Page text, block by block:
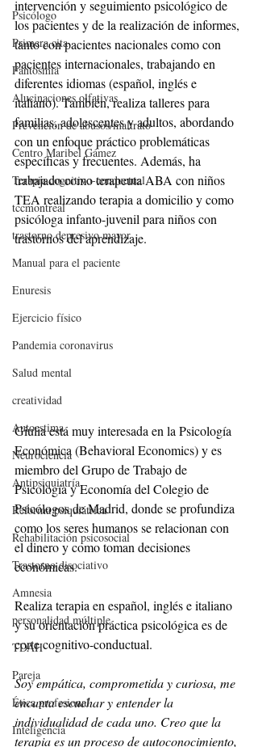
Psicólogo
Primera cita
Fantosmia
Alucinaciones olfativas
Prevención de abusos/maltrato
Centro Maribel Gámez
Terapia cognitivo-conductual
tccmontreal
trastorno depresivo mayor
Manual para el paciente
Enuresis
Ejercicio físico
Pandemia coronavirus
Salud mental
creatividad
Autoestima
Neurociencia
Antipsiquiatría
Reforma psiquiátrica
Rehabilitación psicosocial
Trastorno disociativo
Amnesia
personalidad múltiple
TDAH
Pareja
Ética profesional
Inteligencia
intervención y seguimiento psicológico de
los pacientes y de la realización de informes,
tanto con pacientes nacionales como con
pacientes internacionales, trabajando en
diferentes idiomas (español, inglés e
italiano). También, realiza talleres para
familias, adolescentes y adultos, abordando
con un enfoque práctico problemáticas
específicas y frecuentes. Además, ha
trabajado como terapeuta ABA con niños
TEA realizando terapia a domicilio y como
psicóloga infanto-juvenil para niños con
trastornos del aprendizaje.
Giulia está muy interesada en la Psicología
Económica (Behavioral Economics) y es
miembro del Grupo de Trabajo de
Psicología y Economía del Colegio de
Psicólogos de Madrid, donde se profundiza
como los seres humanos se relacionan con
el dinero y como toman decisiones
económicas.
Realiza terapia en español, inglés e italiano
y su orientación práctica psicológica es de
corte cognitivo-conductual.
Soy empática, comprometida y curiosa, me
encanta escuchar y entender la
individualidad de cada uno. Creo que la
terapia es un proceso de autoconocimiento,